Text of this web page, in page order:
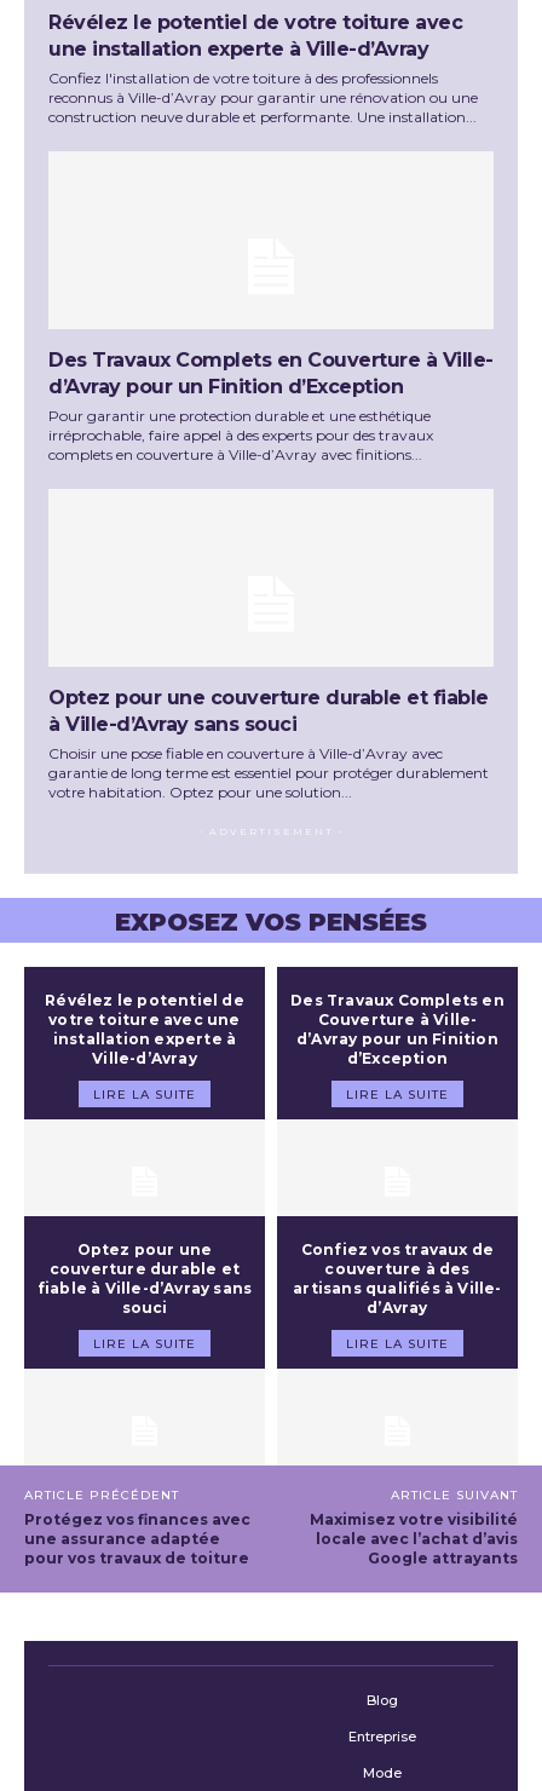
Révélez le potentiel de votre toiture avec
une installation experte à Ville-d’Avray
Confiez l'installation de votre toiture à des professionnels
reconnus à Ville-d’Avray pour garantir une rénovation ou une
construction neuve durable et performante. Une installation...
Des Travaux Complets en Couverture à Ville-
d’Avray pour un Finition d’Exception
Pour garantir une protection durable et une esthétique
irréprochable, faire appel à des experts pour des travaux
complets en couverture à Ville-d’Avray avec finitions...
Optez pour une couverture durable et fiable
à Ville-d’Avray sans souci
Choisir une pose fiable en couverture à Ville-d’Avray avec
garantie de long terme est essentiel pour protéger durablement
votre habitation. Optez pour une solution...
- ADVERTISEMENT -
EXPOSEZ VOS PENSÉES
Révélez le potentiel de
votre toiture avec une
installation experte à
Ville-d’Avray
LIRE LA SUITE
Des Travaux Complets en
Couverture à Ville-
d’Avray pour un Finition
d’Exception
LIRE LA SUITE
Optez pour une
couverture durable et
fiable à Ville-d’Avray sans
souci
LIRE LA SUITE
Confiez vos travaux de
couverture à des
artisans qualifiés à Ville-
d’Avray
LIRE LA SUITE
ARTICLE PRÉCÉDENT
Protégez vos finances avec
une assurance adaptée
pour vos travaux de toiture
ARTICLE SUIVANT
Maximisez votre visibilité
locale avec l’achat d’avis
Google attrayants
Blog
Entreprise
Mode